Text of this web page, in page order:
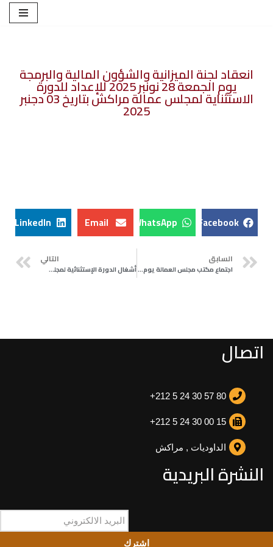
انعقاد لجنة الميزانية والشؤون المالية والبرمجة
يوم الجمعة 28 نونبر 2025 للإعداد للدورة
الاستثناية لمجلس عمالة مراكش بتاريخ 03 دجنبر
2025
Facebook
WhatsApp
Email
LinkedIn
السابق
اجتماع مكتب مجلس العمالة يوم الجمعة 28 نونبر 2025 للإعداد للدورة الاستثناية لمجلس عمالة مراكش بتاريخ 03 دجنبر 2025
التالي
أشغال الدورة الإستثنائية لمجلس عمالة مراكش المنعقدة يوم الأربعاء 03 دجنبر 2025
اتصال
+212 5 24 30 57 80
+212 5 24 30 00 15
الداوديات , مراكش
النشرة البريدية
اشترك